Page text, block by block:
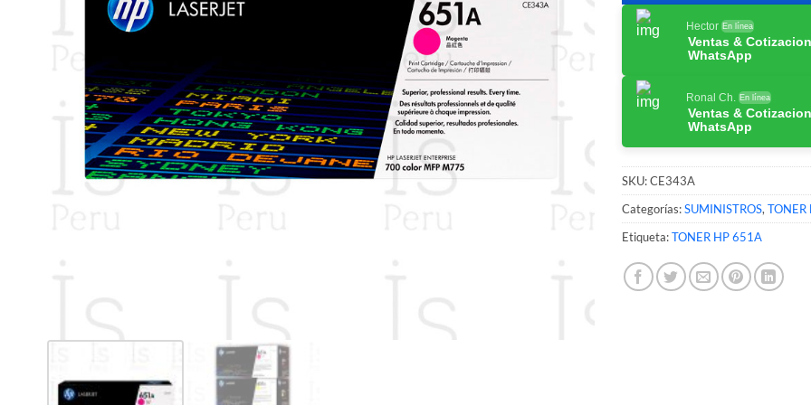
Hector En línea
Ventas &
WhatsApp
Ronal Ch. En línea
Ventas &
WhatsApp
SKU:CE343A
Categorías:SUMINISTROS, TONER
Etiqueta:TONER HP 651A